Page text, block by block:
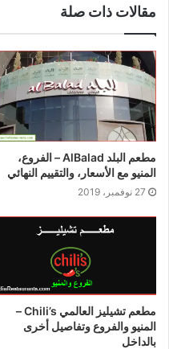
مقالات ذات صلة
مطعم البلد AlBalad – الفروع،
المنيو مع الأسعار، والتقييم النهائي
27 نوفمبر، 2019
مطعم تشيليز العالمي Chili’s –
المنيو والفروع وتفاصيل أخرى
بالداخل